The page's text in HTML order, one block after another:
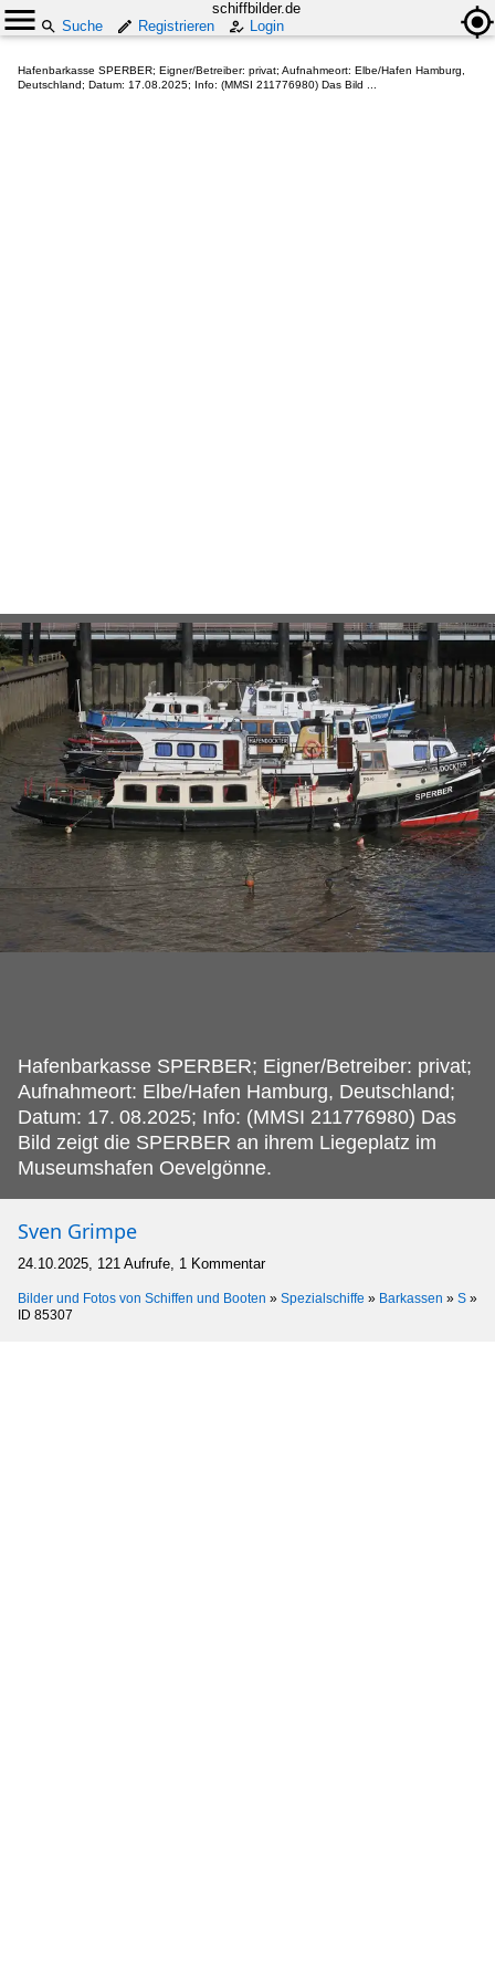
schiffbilder.de
Suche
Registrieren Login
Hafenbarkasse SPERBER; Eigner/Betreiber: privat; Aufnahmeort: Elbe/Hafen Hamburg,
Deutschland; Datum: 17.08.2025; Info: (MMSI 211776980) Das Bild ...
Hafenbarkasse SPERBER; Eigner/Betreiber: privat;
Aufnahmeort: Elbe/Hafen Hamburg, Deutschland;
Datum: 17. 08.2025; Info: (MMSI 211776980) Das
Bild zeigt die SPERBER an ihrem Liegeplatz im
Museumshafen Oevelgönne.
Sven Grimpe
24.10.2025, 121 Aufrufe, 1 Kommentar
Bilder und Fotos von Schiffen und Booten » Spezialschiffe » Barkassen » S »
ID 85307